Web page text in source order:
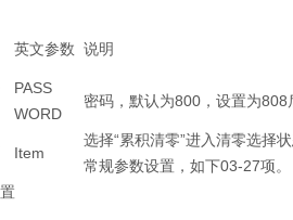
英文参数 说明
PASS
WORD
密码，默认为800，设置为808
Item
选择“累积清零”进入清零选择
常规参数设置，如下03-27项。